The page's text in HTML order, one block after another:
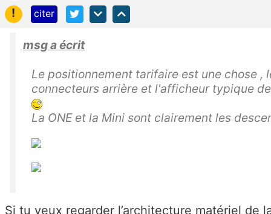
!
citer
msg a écrit
Le positionnement tarifaire est une chose ,
connecteurs arrière et l'afficheur typique
La ONE et la Mini sont clairement les
Si tu veux regarder l’architecture matériel de